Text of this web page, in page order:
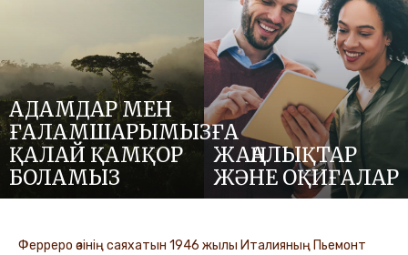
АДАМДАР МЕН
ҒАЛАМШАРЫМЫЗҒА
ҚАЛАЙ ҚАМҚОР
БОЛАМЫЗ
ЖАҢАЛЫҚТАР
ЖӘНЕ ОҚИҒАЛАР
Ферреро өзінің саяхатын 1946 жылы Италияның Пьемонт